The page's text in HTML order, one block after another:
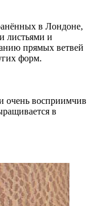
в Лондоне,
листьями и
прямых ветвей
форм.
очень восприимчив
в